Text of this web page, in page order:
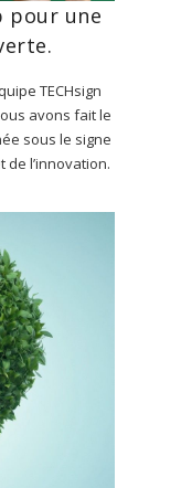
pour une
TECHsign
avons fait le
sous le signe
de l’innovation.